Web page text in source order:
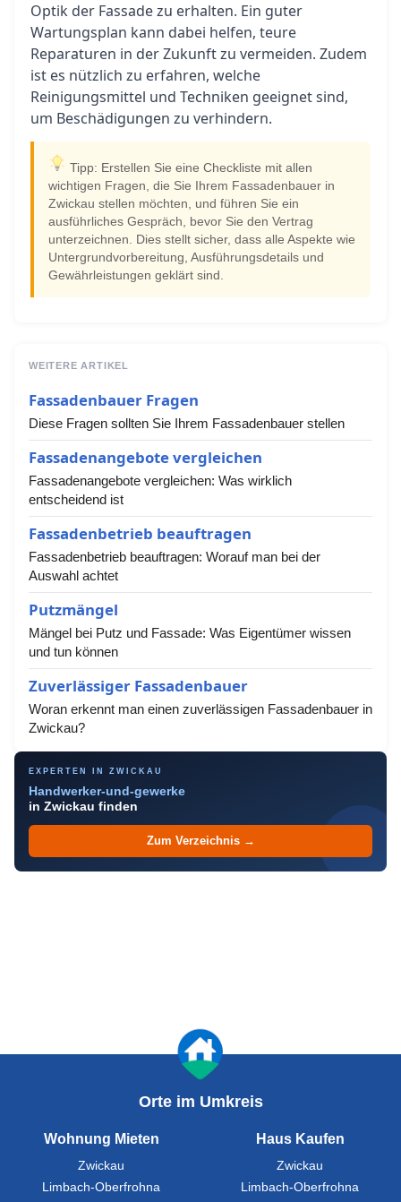
Optik der Fassade zu erhalten. Ein guter
Wartungsplan kann dabei helfen, teure
Reparaturen in der Zukunft zu vermeiden. Zudem
ist es nützlich zu erfahren, welche
Reinigungsmittel und Techniken geeignet sind,
um Beschädigungen zu verhindern.
Tipp: Erstellen Sie eine Checkliste mit allen
wichtigen Fragen, die Sie Ihrem Fassadenbauer in
Zwickau stellen möchten, und führen Sie ein
ausführliches Gespräch, bevor Sie den Vertrag
unterzeichnen. Dies stellt sicher, dass alle Aspekte wie
Untergrundvorbereitung, Ausführungsdetails und
Gewährleistungen geklärt sind.
WEITERE ARTIKEL
Fassadenbauer Fragen
Diese Fragen sollten Sie Ihrem Fassadenbauer stellen
Fassadenangebote vergleichen
Fassadenangebote vergleichen: Was wirklich
entscheidend ist
Fassadenbetrieb beauftragen
Fassadenbetrieb beauftragen: Worauf man bei der
Auswahl achtet
Putzmängel
Mängel bei Putz und Fassade: Was Eigentümer wissen
und tun können
Zuverlässiger Fassadenbauer
Woran erkennt man einen zuverlässigen Fassadenbauer in
Zwickau?
EXPERTEN IN ZWICKAU
Handwerker-und-gewerke
in Zwickau finden
Zum Verzeichnis →
Orte im Umkreis
Wohnung Mieten
Zwickau
Limbach-Oberfrohna
Haus Kaufen
Zwickau
Limbach-Oberfrohna